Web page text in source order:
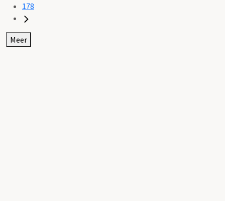
178
Meer